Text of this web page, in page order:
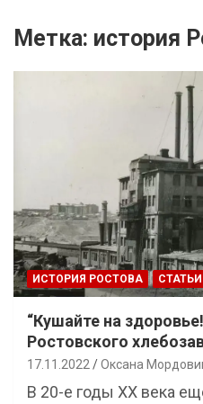
Метка: история
ИСТОРИЯ РОСТОВА СТАТЬИ
“Кушайте на
Ростовского
17.11.2022 Оксана
В 20-е годы XX века